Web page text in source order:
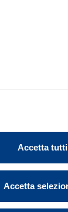
Accetta tutti
Accetta
S.p.A.